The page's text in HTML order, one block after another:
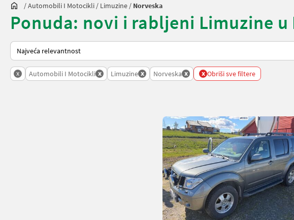
/Automobili I Motocikli / Limuzine / Norveska
Ponuda: novi i rabljeni Limuzine u
Način na koji sortira Landwirt.com
x Automobili I Motocikli x Limuzine x Norveska x x Obriši sve filtere